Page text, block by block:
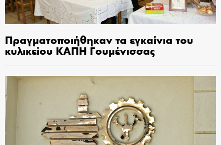
Πραγματοποιήθηκαν τα εγκαίνια του
κυλικείου ΚΑΠΗ Γουμένισσας